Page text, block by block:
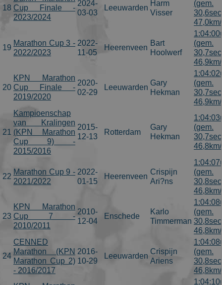
18 Cup Finale -
2023/2024
2024-
03-03
Leeuwarden
Harm
Visser
(gem.
19
Marathon Cup 3 -
2022/2023
2022-
11-05
Heerenveen
Bart
Hoolwerf
(gem.
20
KPN Marathon
Cup Finale -
2019/2020
2020-
02-29
Leeuwarden
Gary
Hekman
(gem.
21
Kampioenschap
van Kralingen
(KPN Marathon
Cup 9) -
2015/2016
2015-
12-13
Rotterdam
Gary
Hekman
(gem.
22
Marathon Cup 9 -
2021/2022
2022-
01-15
Heerenveen
Crispijn
Ari?ns
(gem.
23
KPN Marathon
Cup 7 -
2010/2011
2010-
12-04
Enschede
Karlo
Timmerman
(gem.
24
CENNED
Marathon (KPN
Marathon Cup 2)
- 2016/2017
2016-
10-29
Leeuwarden
Crispijn
Ariens
(gem.